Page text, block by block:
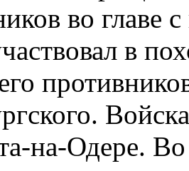
во главе
в
на-Одере.